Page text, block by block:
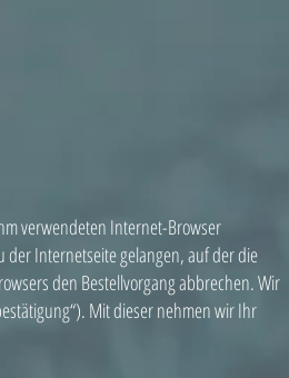
verwendeten Internet-Browser
der Internetseite gelangen, auf der die
den Bestellvorgang abbrechen. Wir
Mit dieser nehmen wir Ihr